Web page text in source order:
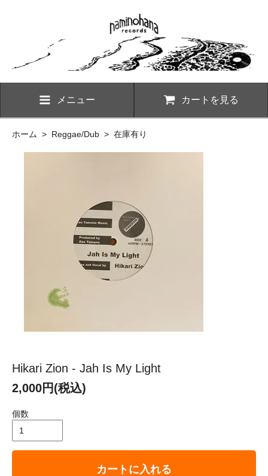
メニュー カートを見る
ホーム > Reggae/Dub > 在庫有り
Hikari Zion - Jah Is My Light
2,000円(税込)
個数
カートに入れる